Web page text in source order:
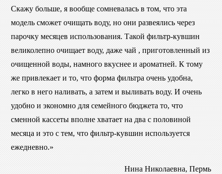
Скажу больше, я вообще сомневалась в том, что эта
модель сможет очищать воду, но они развеялись через
парочку месяцев использования. Такой фильтр-кувшин
великолепно очищает воду, даже чай , приготовленный из
очищенной воды, намного вкуснее и ароматней. К тому
же привлекает и то, что форма фильтра очень удобна,
легко в него наливать, а затем и выливать воду. И очень
удобно и экономно для семейного бюджета то, что
сменной кассеты вполне хватает на два с половиной
месяца и это с тем, что фильтр-кувшин используется
ежедневно.»
Нина Николаевна, Пермь